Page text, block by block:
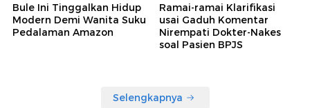
Bule Ini Tinggalkan Hidup
Modern Demi Wanita Suku
Pedalaman Amazon
Ramai-ramai Klarifikasi
usai Gaduh Komentar
Nirempati Dokter-Nakes
soal Pasien BPJS
Selengkapnya